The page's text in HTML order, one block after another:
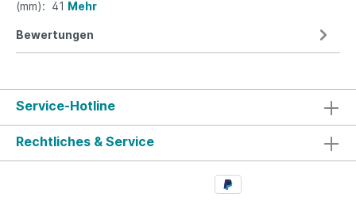
(mm): 41 Mehr
Bewertungen
Service-Hotline
Rechtliches & Service